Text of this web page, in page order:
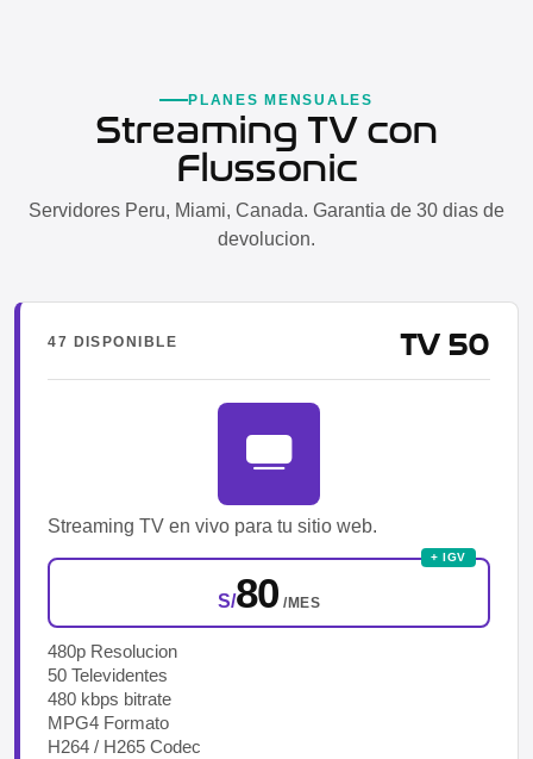
PLANES MENSUALES
Streaming TV con
Flussonic
Servidores Peru, Miami, Canada. Garantia de 30 dias de
devolucion.
47 DISPONIBLE TV 50
Streaming TV en vivo para tu sitio web.
+ IGV
S/80 /MES
480p Resolucion
50 Televidentes
480 kbps bitrate
MPG4 Formato
H264 / H265 Codec